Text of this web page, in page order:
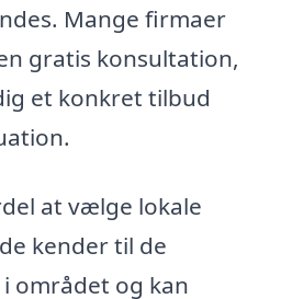
Mange firmaer
gratis konsultation,
et konkret tilbud
at vælge lokale
kender til de
området og kan